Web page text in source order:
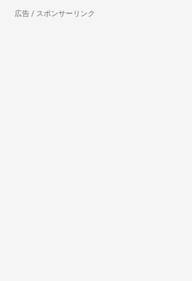
広告 / スポンサーリンク